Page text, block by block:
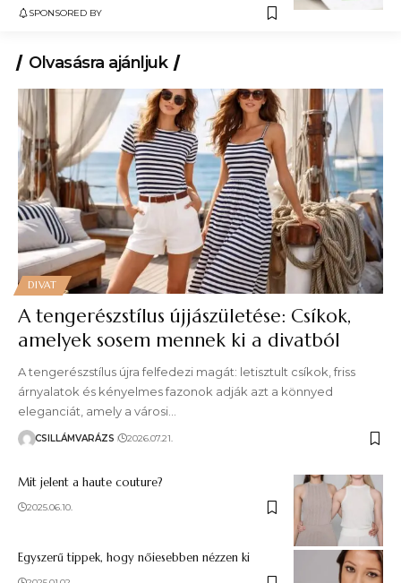
SPONSORED BY
Olvasásra ajánljuk
DIVAT
A tengerészstílus újjászületése: Csíkok,
amelyek sosem mennek ki a divatból
A tengerészstílus újra felfedezi magát: letisztult csíkok, friss
árnyalatok és kényelmes fazonok adják azt a könnyed
eleganciát, amely a városi…
CSILLÁMVARÁZS 2026.07.21.
Mit jelent a haute couture?
2025.06.10.
Egyszerű tippek, hogy nőiesebben nézzen ki